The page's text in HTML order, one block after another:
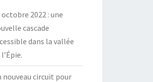
octobre 2022 : une
cascade
dans la vallée
nouveau circuit pour